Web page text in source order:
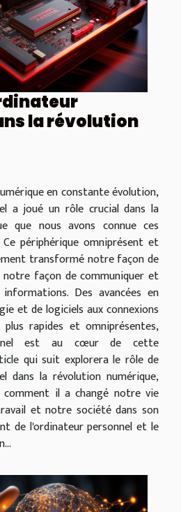
la révolution
en constante évolution,
a joué un rôle crucial dans la
que nous avons connue ces
Ce périphérique omniprésent et
transformé notre façon de
notre façon de communiquer et
Des avancées en
et de logiciels aux connexions
rapides et omniprésentes,
est au cœur de cette
qui suit explorera le rôle de
dans la révolution numérique,
il a changé notre vie
et notre société dans son
de l'ordinateur personnel et le